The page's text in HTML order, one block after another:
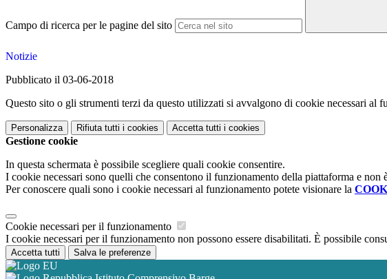
Campo di ricerca per le pagine del sito
Notizie
Pubblicato il 03-06-2018
Questo sito o gli strumenti terzi da questo utilizzati si avvalgono di cookie necessari al
Personalizza Rifiuta tutti i cookies Accetta tutti i cookies
Gestione cookie
In questa schermata è possibile scegliere quali cookie consentire.
I cookie necessari sono quelli che consentono il funzionamento della piattaforma e non
Per conoscere quali sono i cookie necessari al funzionamento potete visionare la
Cookie necessari per il funzionamento
I cookie necessari per il funzionamento non possono essere disabilitati. È possibile
Accetta tutti Salva le preferenze